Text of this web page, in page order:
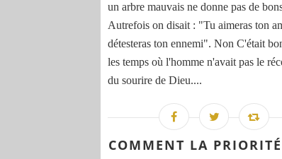
un arbre mauvais ne donne pas de
Autrefois on disait : "Tu aimeras ton
détesteras ton ennemi". Non C'était
les temps où l'homme n'avait pas le
du sourire de Dieu....
COMMENT LA